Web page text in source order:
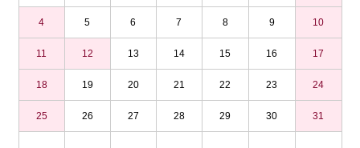
4 5 6 7 8 9 10
11 12 13 14 15 16 17
18 19 20 21 22 23 24
25 26 27 28 29 30 31